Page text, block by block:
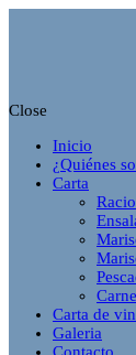
Close
Inicio
¿Quiénes
Carta
Carne
Carta de
Galeria